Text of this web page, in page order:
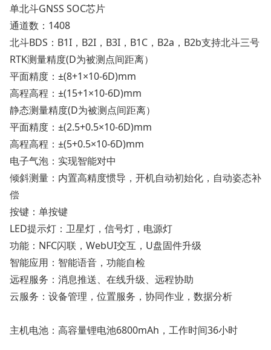
单北斗GNSS SOC芯片
通道数：1408
北斗BDS：B1I，B2I，B3I，B1C，B2a，B2b支持北斗三号
RTK测量精度(D为被测点间距离）
平面精度：±(8+1×10-6D)mm
高程高程：±(15+1×10-6D)mm
静态测量精度(D为被测点间距离）
平面精度：±(2.5+0.5×10-6D)mm
高程高程：±(5+0.5×10-6D)mm
电子气泡：实现智能对中
倾斜测量：内置高精度惯导，开机自动初始化，自动姿态补
偿
按键：单按键
LED提示灯：卫星灯，信号灯，电源灯
功能：NFC闪联，WebUI交互，U盘固件升级
智能应用：智能语音，功能自检
远程服务：消息推送、在线升级、远程协助
云服务：设备管理，位置服务，协同作业，数据分析
主机电池：高容量锂电池6800mAh，工作时间36小时